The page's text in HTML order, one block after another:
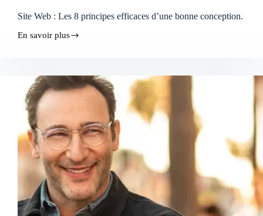
Site Web : Les 8 principes efficaces d’une bonne conception.
En savoir plus
Site
principes
efficaces
d’une
bonne
conception.